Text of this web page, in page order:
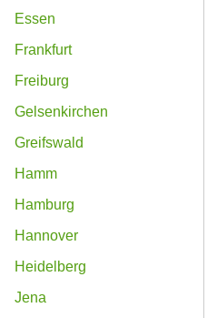
Essen
Frankfurt
Freiburg
Gelsenkirchen
Greifswald
Hamm
Hamburg
Hannover
Heidelberg
Jena